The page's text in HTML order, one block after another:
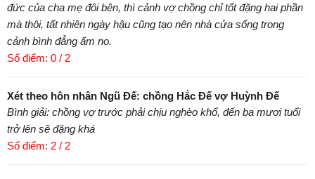
đức của cha mẹ đôi bên, thì cảnh vợ chồng chỉ tốt đặng hai phần
mà thôi, tất nhiên ngày hậu cũng tạo nên nhà cửa sống trong
cảnh bình đẳng ấm no.
Số điểm: 0 / 2
Xét theo hôn nhân Ngũ Đế: chồng Hắc Đế vợ Huỳnh Đế
Bình giải: chồng vợ trước phải chịu nghèo khổ, đến ba mươi tuổi
trở lên sẽ đặng khá
Số điểm: 2 / 2